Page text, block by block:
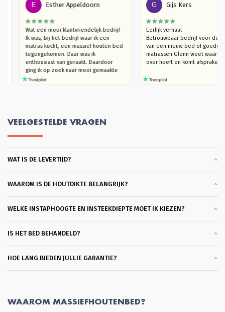
E Esther Appeldoorn
Wat een mooi klantvriendelijk bedrijf
Ik was, bij het bedrijf waar ik een
matras kocht, een massief houten bed
tegengekomen. Daar was ik
enthousiast van geraakt. Daardoor
ging ik op zoek naar mooi gemaakte
houten bedden (die niet kraken). Ik
te ervaren. Ik trof een heel plezierige
verkoper Glenn die, hoera, je echt de
tijd geeft om rond te kijken en heel
totdat je helemaal achter je keuze kan
heel mooi bed Bergen. Bodems ook
gebracht konden worden omdat ik al
een matras had. Wat ben ik hier blij
professionele hulp en vriendelijkheid
en klantgerichtheid, eentje die ik
met je mooie bedrijf!
G Gijs Kers
Eerlijk verhaal
Betrouwbaar bedrijf
van een nieuw bed of
matrassen.Glenn weet
over heeft en komt
VEELGESTELDE VRAGEN
WAT IS DE LEVERTIJD?
WAAROM IS DE HOUTDIKTE BELANGRIJK?
WELKE INSTAPHOOGTE EN INSTEEKDIEPTE MOET IK KIEZEN?
IS HET BED BEHANDELD?
HOE LANG BIEDEN JULLIE GARANTIE?
WAAROM MASSIEFHOUTENBED?